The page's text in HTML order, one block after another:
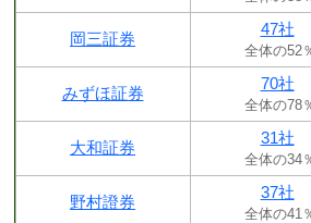
岡三証券
47社
全体の52
みずほ証券
70社
全体の78
大和証券
31社
全体の34
野村證券
37社
全体の41